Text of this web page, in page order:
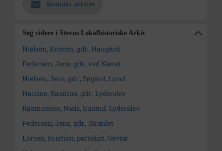
Kontakt arkivet
Søg videre i Stevns Lokalhistoriske Arkiv
Nielsen, Kristen, gdr., Haugård
Pedersen, Jens, gdr., ved Kæret
Nielsen, Jens, gdr., Søgård, Lund
Hansen, Rasmus, gdr., Lyderslev
Rasmussen, Niels, husmd. Lyderslev
Pedersen, Jens, gdr., Strædet
Larsen, Kristian, parcelist, Gevnø